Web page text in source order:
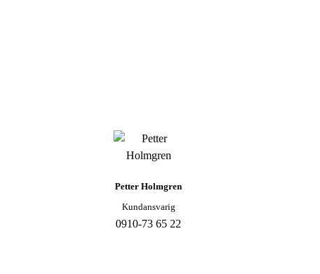
Petter Holmgren
Kundansvarig
0910-73 65 22